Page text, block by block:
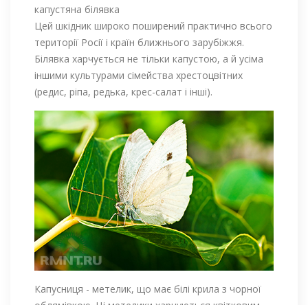
капустяна білявка
Цей шкідник широко поширений практично всього
території Росії і країн ближнього зарубіжжя.
Білявка харчується не тільки капустою, а й усіма
іншими культурами сімейства хрестоцвітних
(редис, ріпа, редька, крес-салат і інші).
Капусниця - метелик, що має білі крила з чорної